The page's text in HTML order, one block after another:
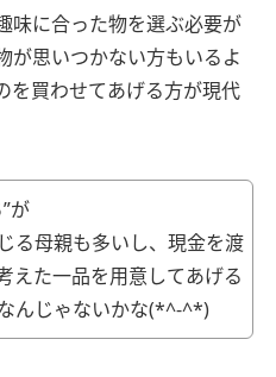
味に合った物を選ぶ必要が
が思いつかない方もいるよ
を買わせてあげる方が現代
が
る母親も多いし、現金を渡
えた一品を用意してあげる
んじゃないかな(*^-^*)